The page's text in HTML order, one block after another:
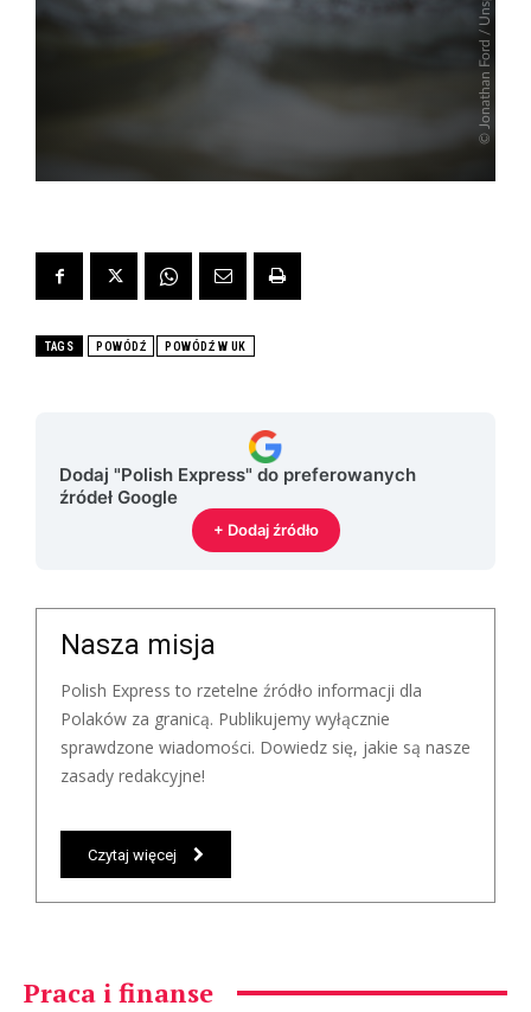
TAGS POWÓDŹ POWÓDŹ W UK
Dodaj "Polish Express" do preferowanych
źródeł Google
+ Dodaj źródło
Nasza misja
Polish Express to rzetelne źródło informacji dla
Polaków za granicą. Publikujemy wyłącznie
sprawdzone wiadomości. Dowiedz się, jakie są nasze
zasady redakcyjne!
Czytaj więcej
Praca i finanse